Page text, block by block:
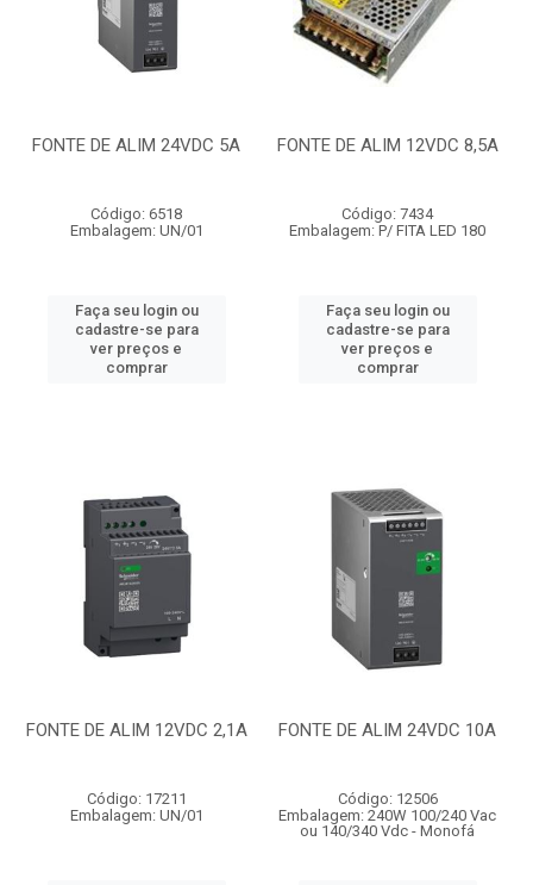
FONTE DE ALIM 24VDC 5A
Código: 6518
Embalagem: UN/01
Faça seu login ou
cadastre-se para
ver preços e
comprar
FONTE DE ALIM 12VDC 8,5A
Código: 7434
Embalagem: P/ FITA LED 180
Faça seu login ou
cadastre-se para
ver preços e
comprar
FONTE DE ALIM 12VDC 2,1A
Código: 17211
Embalagem: UN/01
FONTE DE ALIM 24VDC 10A
Código: 12506
Embalagem: 240W 100/240 Vac
ou 140/340 Vdc - Monofá